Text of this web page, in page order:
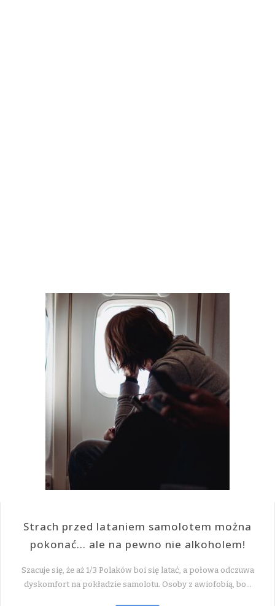
Strach przed lataniem samolotem można
pokonać… ale na pewno nie alkoholem!
Szacuje się, że aż 1/3 Polaków boi się latać, a połowa odczuwa
dyskomfort na pokładzie samolotu. Osoby z awiofobią, bo…